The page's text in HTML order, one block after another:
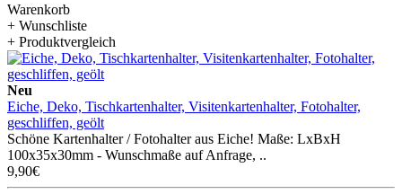
Warenkorb
+ Wunschliste
+ Produktvergleich
Neu
Eiche, Deko, Tischkartenhalter, Visitenkartenhalter, Fotohalter,
geschliffen, geölt
Schöne Kartenhalter / Fotohalter aus Eiche! Maße: LxBxH
100x35x30mm - Wunschmaße auf Anfrage, ..
9,90€